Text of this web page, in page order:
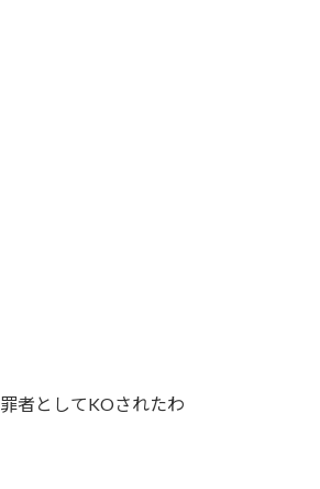
者としてKOされたわ